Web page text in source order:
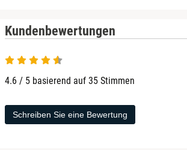
Kundenbewertungen
4.6 / 5 basierend auf 35 Stimmen
Schreiben Sie eine Bewertung